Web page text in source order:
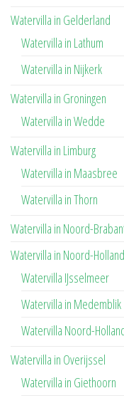
Watervilla in Gelderland
Watervilla in Lathum
Watervilla in Nijkerk
Watervilla in Groningen
Watervilla in Wedde
Watervilla in Limburg
Watervilla in Maasbree
Watervilla in Thorn
Watervilla in Noord-
Watervilla in Noord-Holland
Watervilla IJsselmeer
Watervilla in Medemblik
Watervilla Noord-
Watervilla in Overijssel
Watervilla in Giethoorn